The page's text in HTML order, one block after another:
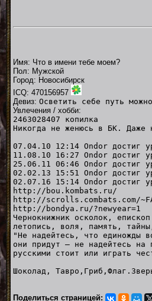
Имя: Что в имени тебе моем?
Пол: Мужской
Город: Новосибирск
ICQ: 470156957
Девиз: Осветить себе путь
Увлечения / хобби:
2463028407 копилка
Никогда не женюсь в БК. Даже
07.04.10 12:14 Ondor достиг
11.08.10 16:27 Ondor достиг
25.06.11 06:46 Ondor достиг
02.02.13 15:51 Ondor достиг
02.07.16 15:14 Ondor достиг
http://bou.kombats.ru/
http://scrolls.combats.com/
http://bondya.ru/
Чернокнижник осколок,
летопись, воля, память,
"Не надейтесь, что единожды
они придут — не надейтесь на
русскими стоит или играть
Шоколад,
Поделиться страницей: